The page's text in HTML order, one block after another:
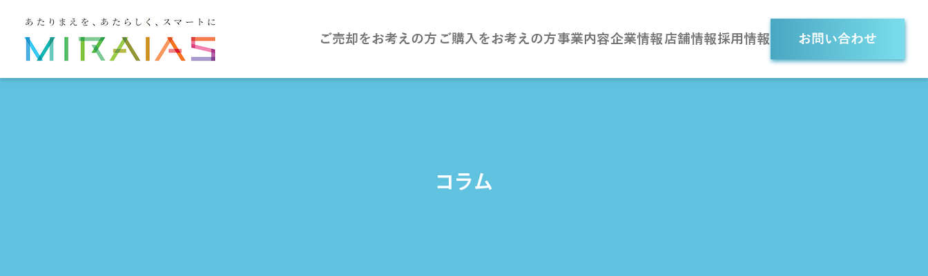
ご売却をお考えの方 ご購入をお考えの方事業内容企業情報店舗情報採用情報 お問い合わせ
コラム